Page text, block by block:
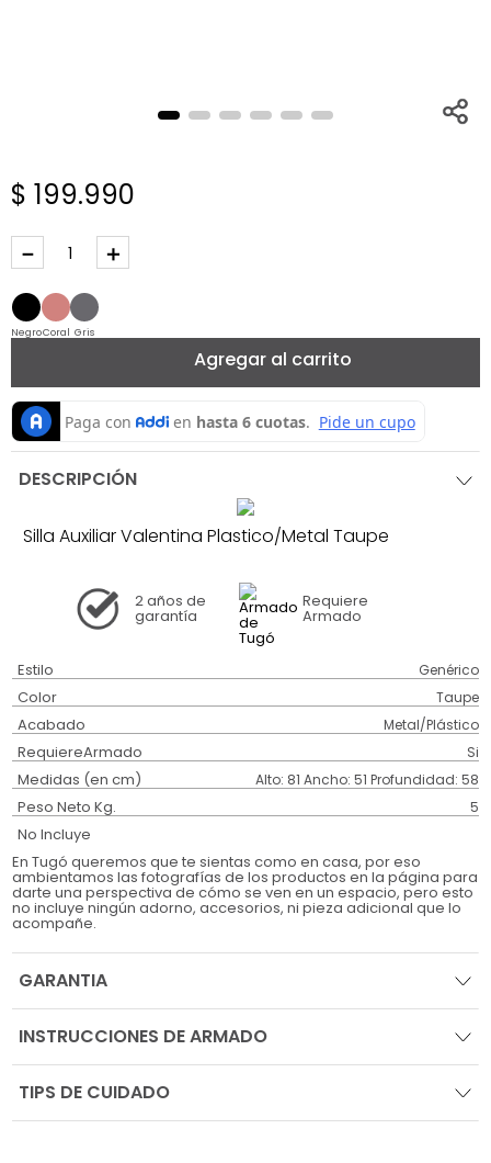
$ 199.990
＋
－
NegroCoral Gris
Agregar al carrito
DESCRIPCIÓN
Silla Auxiliar Valentina Plastico/Metal Taupe
2 años de
garantía
Requiere
Armado
Estilo Genérico
Color Taupe
Acabado Metal/Plástico
RequiereArmado Si
Medidas (en cm) Alto: 81 Ancho: 51 Profundidad: 58
Peso Neto Kg. 5
No Incluye
En Tugó queremos que te sientas como en casa, por eso
ambientamos las fotografías de los productos en la página para
darte una perspectiva de cómo se ven en un espacio, pero esto
no incluye ningún adorno, accesorios, ni pieza adicional que lo
acompañe.
GARANTIA
INSTRUCCIONES DE ARMADO
TIPS DE CUIDADO